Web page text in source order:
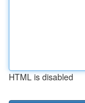
HTML is disabled